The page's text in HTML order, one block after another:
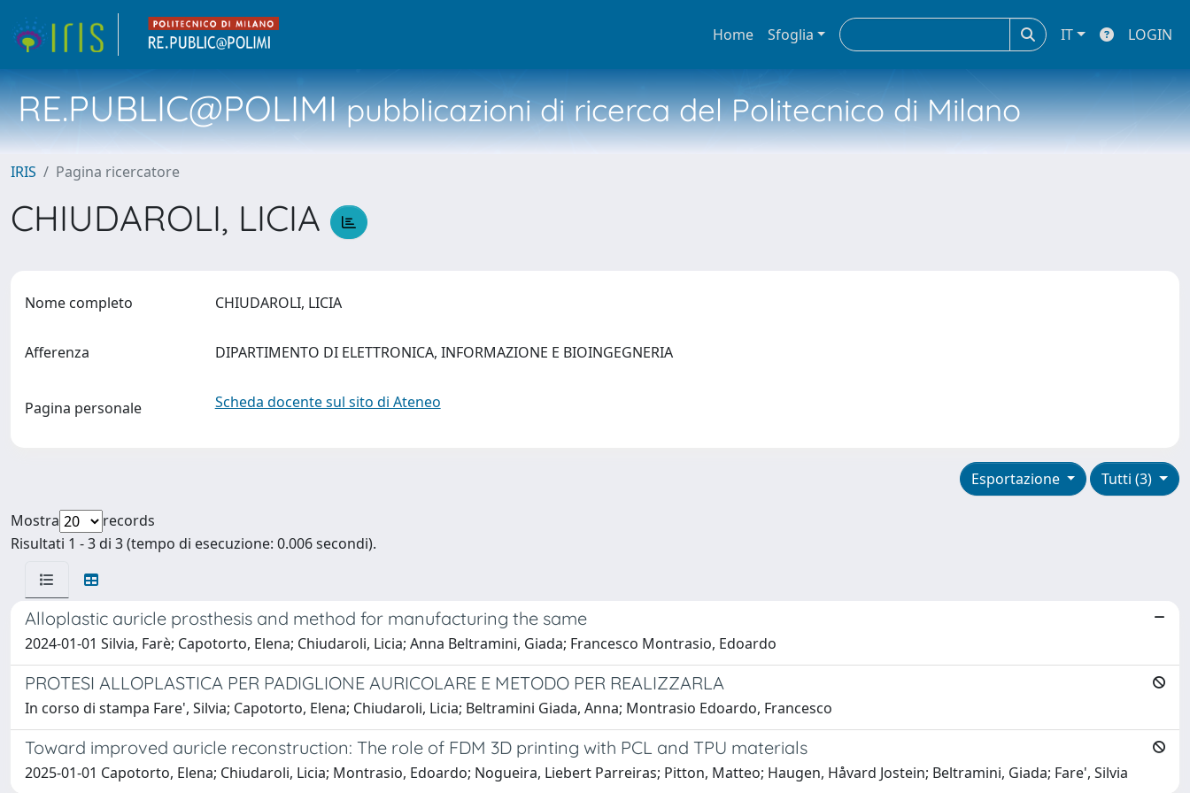
Home Sfoglia IT LOGIN
RE.PUBLIC@POLIMIpubblicazioni di ricerca del Politecnico di Milano
IRIS Pagina ricercatore
CHIUDAROLI, LICIA
Nome completo CHIUDAROLI, LICIA
Afferenza DIPARTIMENTO DI ELETTRONICA, INFORMAZIONE E BIOINGEGNERIA
Pagina personale Scheda docente sul sito di Ateneo
Tutti (3)
Esportazione
Mostra
records
Risultati 1 - 3 di 3 (tempo di esecuzione: 0.006 secondi).
Alloplastic auricle prosthesis and method for manufacturing the same
2024-01-01 Silvia, Farè; Capotorto, Elena; Chiudaroli, Licia; Anna Beltramini, Giada; Francesco Montrasio, Edoardo
PROTESI ALLOPLASTICA PER PADIGLIONE AURICOLARE E METODO PER REALIZZARLA
In corso di stampa Fare', Silvia; Capotorto, Elena; Chiudaroli, Licia; Beltramini Giada, Anna; Montrasio Edoardo, Francesco
Toward improved auricle reconstruction: The role of FDM 3D printing with PCL and TPU materials
2025-01-01 Capotorto, Elena; Chiudaroli, Licia; Montrasio, Edoardo; Nogueira, Liebert Parreiras; Pitton, Matteo; Haugen, Håvard Jostein; Beltramini, Giada; Fare', Silvia